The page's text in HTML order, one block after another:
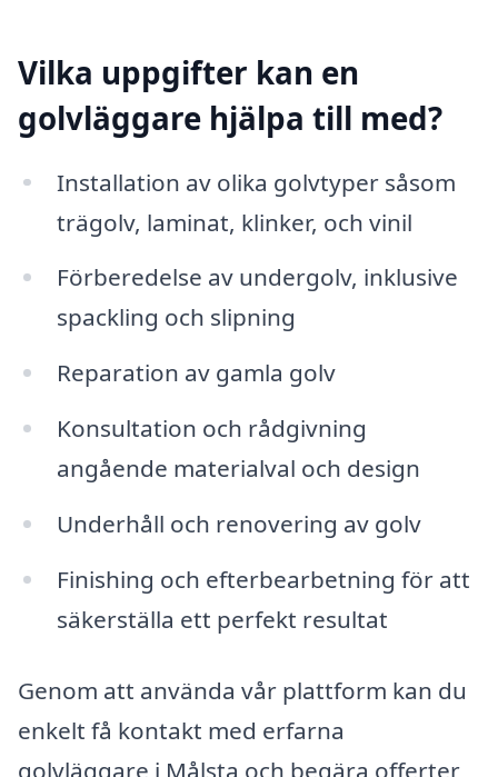
Vilka uppgifter kan en
golvläggare hjälpa till med?
Installation av olika golvtyper såsom
trägolv, laminat, klinker, och vinil
Förberedelse av undergolv, inklusive
spackling och slipning
Reparation av gamla golv
Konsultation och rådgivning
angående materialval och design
Underhåll och renovering av golv
Finishing och efterbearbetning för att
säkerställa ett perfekt resultat
Genom att använda vår plattform kan du
enkelt få kontakt med erfarna
golvläggare i Målsta och begära offerter